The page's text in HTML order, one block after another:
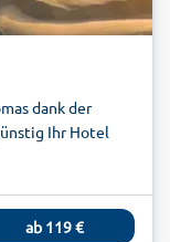
dank der
Ihr Hotel
ab 119€